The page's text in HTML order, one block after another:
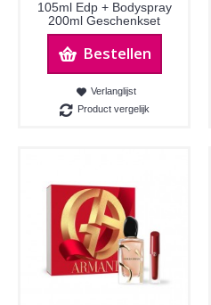
105ml Edp + Bodyspray
200ml Geschenkset
Bestellen
Verlanglijst
Product vergelijk